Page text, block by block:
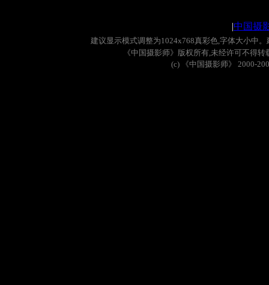
|中国摄
建议显示模式调整为1024x768真彩色,字体大小中。
《中国摄影师》版权所有,未经许可不得转
(c)
《中国摄影师》 2000-200